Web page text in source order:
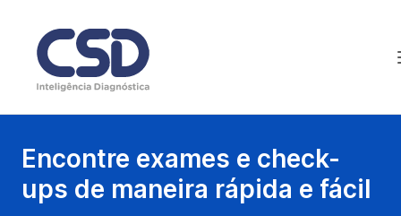
Encontre exames e check-
ups de maneira rápida e fácil